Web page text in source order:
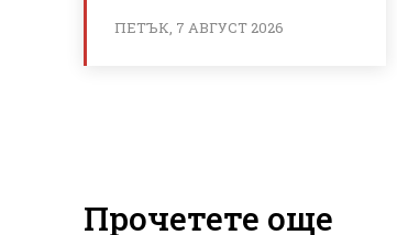
ПЕТЪК, 7 АВГУСТ 2026
Прочетете още